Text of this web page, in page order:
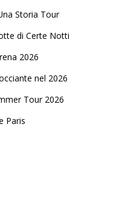
Storia Tour
di Certe Notti
2026
nel 2026
Tour 2026
Paris